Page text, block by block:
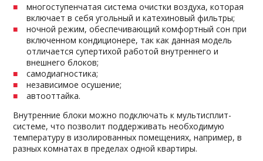
многоступенчатая система очистки воздуха, которая
включает в себя угольный и катехиновый фильтры;
ночной режим, обеспечивающий комфортный сон при
включенном кондиционере, так как данная модель
отличается супертихой работой внутреннего и
внешнего блоков;
самодиагностика;
независимое осушение;
автооттайка.
Внутренние блоки можно подключать к мультисплит-
системе, что позволит поддерживать необходимую
температуру в изолированных помещениях, например, в
разных комнатах в пределах одной квартиры.